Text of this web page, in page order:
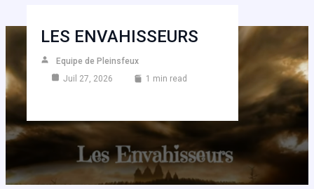
LES ENVAHISSEURS
Equipe de Pleinsfeux
Juil 27, 2026
1 min read